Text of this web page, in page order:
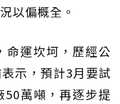
以偏概全。
命運坎坷，歷經公
示，預計3月要試
萬噸，再逐步提